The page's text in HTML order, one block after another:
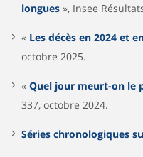
longues », Insee
« Les décès en 2024 et
octobre 2025.
« Quel jour meurt-on le
337, octobre 2024.
Séries chronologiques